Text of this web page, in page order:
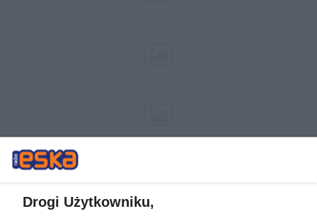
Drogi Użytkowniku,